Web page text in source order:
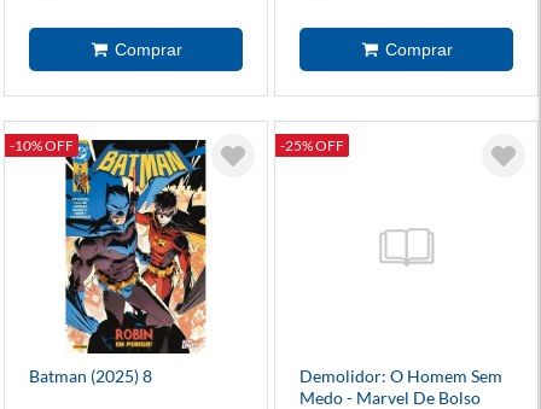
-10% OFF
Batman (2025) 8
-25% OFF
Demolidor: O Homem Sem
Medo - Marvel De Bolso